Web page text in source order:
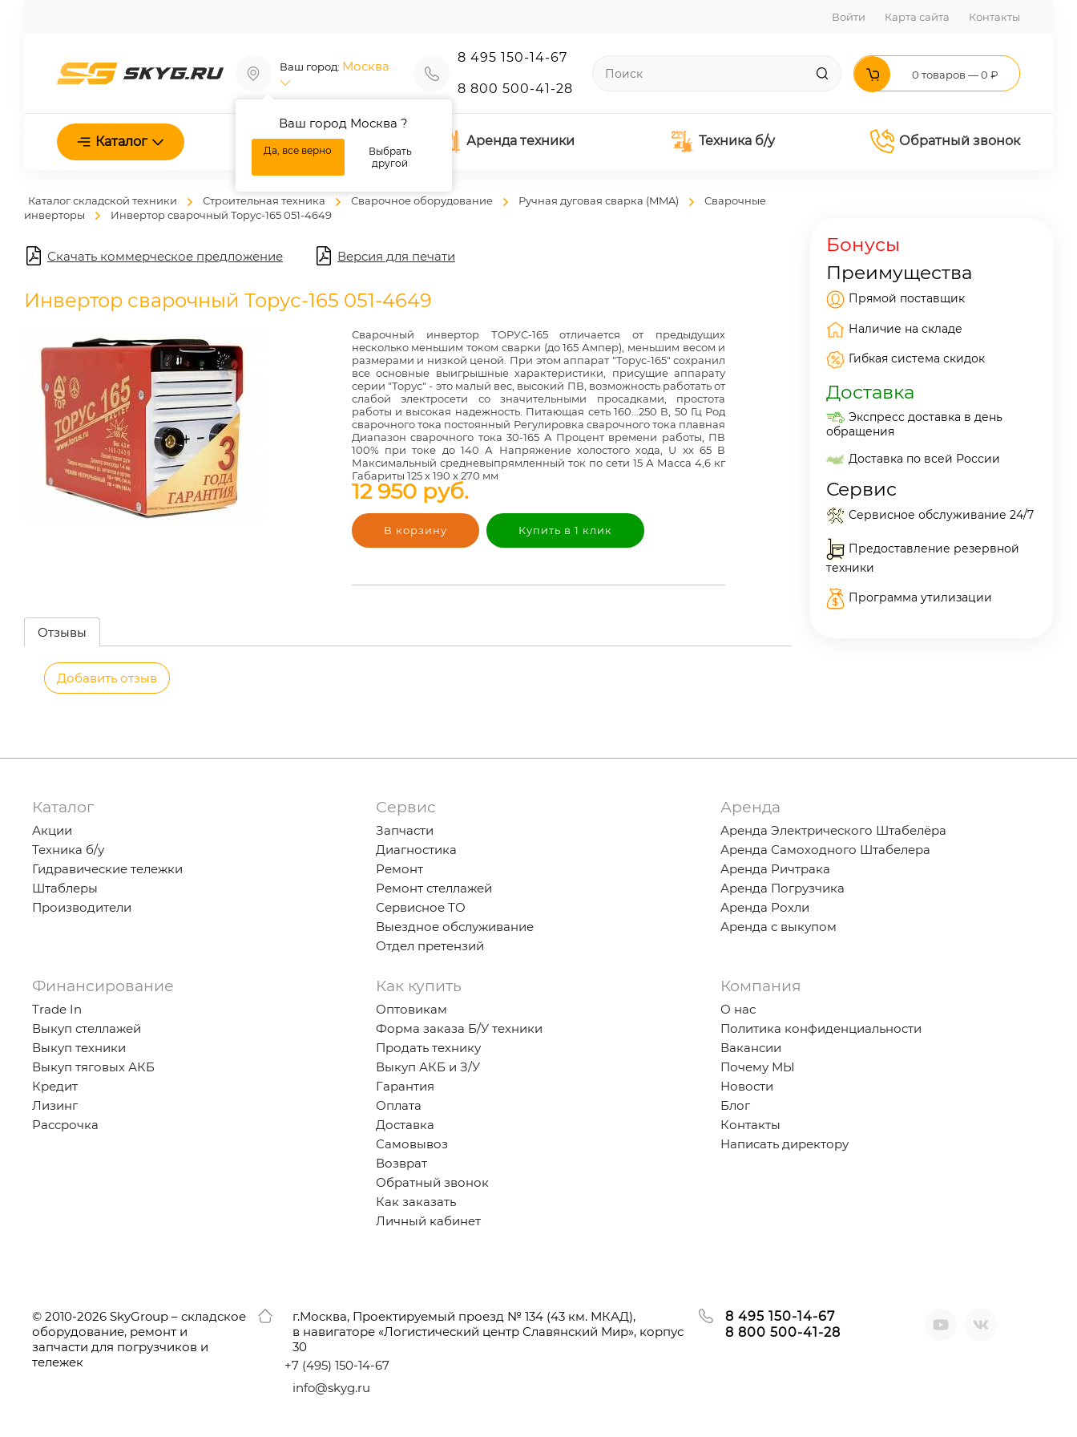
Войти Карта сайта Контакты
Ваш город: Москва
Ваш город Москва ?
Да, все верно
Выбрать
другой
8 495 150-14-67
8 800 500-41-28
0 товаров — 0 ₽
Каталог О нас Аренда техники Техника б/у Обратный звонок
Каталог складской техники Строительная техника Сварочное оборудование Ручная дуговая сварка (MMA)
Сварочные
инверторы
Инвертор сварочный Торус-165 051-4649
Скачать коммерческое предложение Версия для печати
Инвертор сварочный Торус-165 051-4649
Сварочный инвертор ТОРУС-165 отличается от предыдущих
несколько меньшим током сварки (до 165 Ампер), меньшим весом и
размерами и низкой ценой. При этом аппарат "Торус-165" сохранил
все основные выигрышные характеристики, присущие аппарату
серии "Торус" - это малый вес, высокий ПВ, возможность работать от
слабой электросети со значительными просадками, простота
работы и высокая надежность. Питающая сеть 160...250 В, 50 Гц Род
сварочного тока постоянный Регулировка сварочного тока плавная
Диапазон сварочного тока 30-165 А Процент времени работы, ПВ
100% при токе до 140 А Напряжение холостого хода, U xx 65 В
Максимальный средневыпрямленный ток по сети 15 А Масса 4,6 кг
Габариты 125 х 190 х 270 мм
12 950руб.
В корзину Купить в 1 клик
Отзывы
Добавить отзыв
Бонусы
Преимущества
Прямой поставщик
Наличие на складе
Гибкая система скидок
Доставка
Экспресс доставка в день
обращения
Доставка по всей России
Сервис
Сервисное обслуживание 24/7
Предоставление резервной
техники
Программа утилизации
Каталог
Акции
Техника б/у
Гидравические тележки
Штаблеры
Производители
Сервис
Запчасти
Диагностика
Ремонт
Ремонт стеллажей
Сервисное ТО
Выездное обслуживание
Отдел претензий
Аренда
Аренда Электрического Штабелёра
Аренда Самоходного Штабелера
Аренда Ричтрака
Аренда Погрузчика
Аренда Рохли
Аренда с выкупом
Финансирование
Trade In
Выкуп стеллажей
Выкуп техники
Выкуп тяговых АКБ
Кредит
Лизинг
Рассрочка
Как купить
Оптовикам
Форма заказа Б/У техники
Продать технику
Выкуп АКБ и З/У
Гарантия
Оплата
Доставка
Самовывоз
Возврат
Обратный звонок
Как заказать
Личный кабинет
Компания
О нас
Политика конфиденциальности
Вакансии
Почему МЫ
Новости
Блог
Контакты
Написать директору
© 2010-2026 SkyGroup – складское
оборудование, ремонт и
запчасти для погрузчиков и
тележек
г.Москва, Проектируемый проезд № 134 (43 км. МКАД),
в навигаторе «Логистический центр Славянский Мир», корпус
30
+7 (495) 150-14-67
info@skyg.ru
8 495 150-14-67
8 800 500-41-28